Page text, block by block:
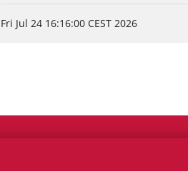
Fri Jul 24 16:16:00 CEST 2026